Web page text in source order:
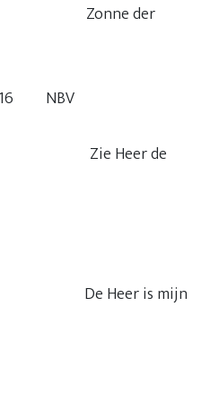
2 Zonne der
16 NBV
4 Zie Heer de
5 De Heer is mijn